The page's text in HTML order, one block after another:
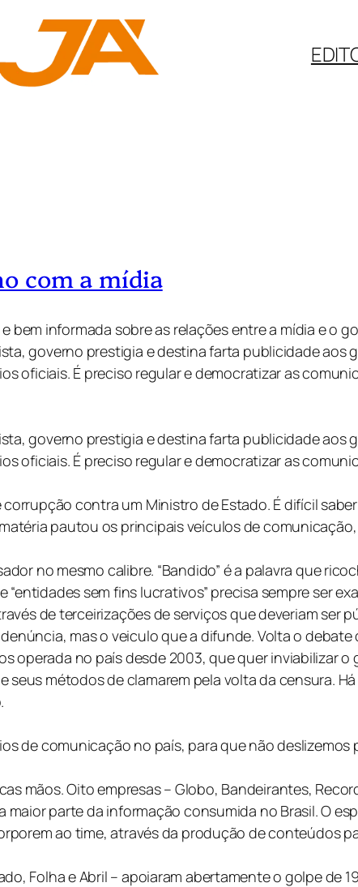
com a mídia
informada sobre as relações entre a mídia e o
governo prestigia e destina farta publicidade aos
oficiais. É preciso regular e democratizar as
governo prestigia e destina farta publicidade aos
oficiais. É preciso regular e democratizar as
contra um Ministro de Estado. É difícil
pautou os principais veículos de
no mesmo calibre. “Bandido” é a palavra que
sem fins lucrativos” precisa sempre ser
de terceirizações de serviços que deveriam ser
mas o veiculo que a difunde. Volta o
operada no país desde 2003, que quer inviabilizar
métodos de clamarem pela volta da censura.
de comunicação no país, para que não deslizemos
mãos. Oito empresas – Globo, Bandeirantes,
maior parte da informação consumida no Brasil. O
ao time, através da produção de conteúdos
Folha e Abril – apoiaram abertamente o golpe de